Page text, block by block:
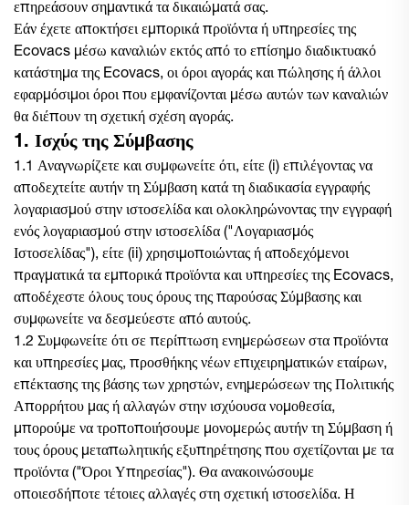
επηρεάσουν σημαντικά τα δικαιώματά σας.
Εάν έχετε αποκτήσει εμπορικά προϊόντα ή υπηρεσίες της
Ecovacs μέσω καναλιών εκτός από το επίσημο διαδικτυακό
κατάστημα της Ecovacs, οι όροι αγοράς και πώλησης ή άλλοι
εφαρμόσιμοι όροι που εμφανίζονται μέσω αυτών των καναλιών
θα διέπουν τη σχετική σχέση αγοράς.
1. Ισχύς της Σύμβασης
1.1 Αναγνωρίζετε και συμφωνείτε ότι, είτε (i) επιλέγοντας να
αποδεχτείτε αυτήν τη Σύμβαση κατά τη διαδικασία εγγραφής
λογαριασμού στην ιστοσελίδα και ολοκληρώνοντας την εγγραφή
ενός λογαριασμού στην ιστοσελίδα ("Λογαριασμός
Ιστοσελίδας"), είτε (ii) χρησιμοποιώντας ή αποδεχόμενοι
πραγματικά τα εμπορικά προϊόντα και υπηρεσίες της Ecovacs,
αποδέχεστε όλους τους όρους της παρούσας Σύμβασης και
συμφωνείτε να δεσμεύεστε από αυτούς.
1.2 Συμφωνείτε ότι σε περίπτωση ενημερώσεων στα προϊόντα
και υπηρεσίες μας, προσθήκης νέων επιχειρηματικών εταίρων,
επέκτασης της βάσης των χρηστών, ενημερώσεων της Πολιτικής
Απορρήτου μας ή αλλαγών στην ισχύουσα νομοθεσία,
μπορούμε να τροποποιήσουμε μονομερώς αυτήν τη Σύμβαση ή
τους όρους μεταπωλητικής εξυπηρέτησης που σχετίζονται με τα
προϊόντα ("Όροι Υπηρεσίας"). Θα ανακοινώσουμε
οποιεσδήποτε τέτοιες αλλαγές στη σχετική ιστοσελίδα. Η